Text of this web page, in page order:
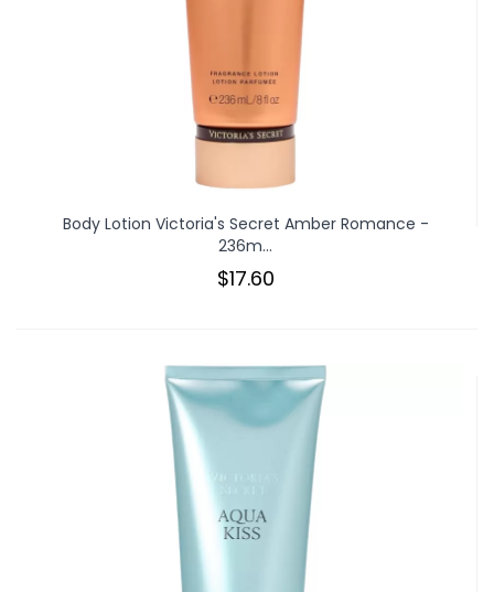
Body Lotion Victoria's Secret Amber Romance -
236m...
$17.60